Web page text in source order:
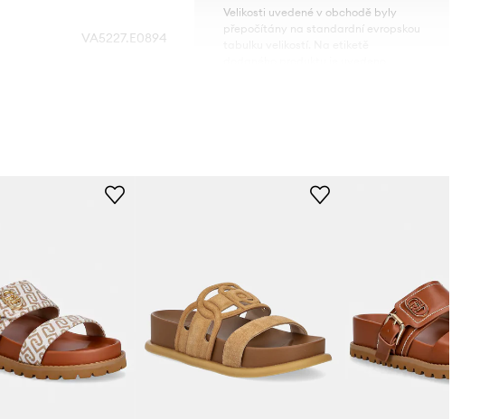
VA5227.E0894
Velikosti uvedené v obchodě byly
přepočítány na standardní evropskou